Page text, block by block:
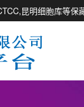
昆明细胞库等保